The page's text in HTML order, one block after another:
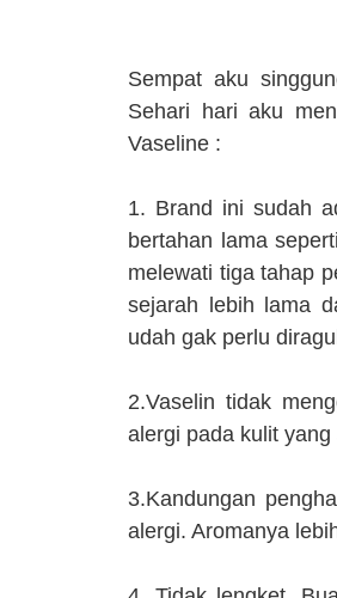
Sempat aku
Sehari hari aku
Vaseline :
1. Brand ini sudah
bertahan lama
melewati tiga tahap
sejarah lebih lama
udah gak perlu
2.Vaselin tidak
alergi pada kulit yang
3.Kandungan
alergi. Aromanya